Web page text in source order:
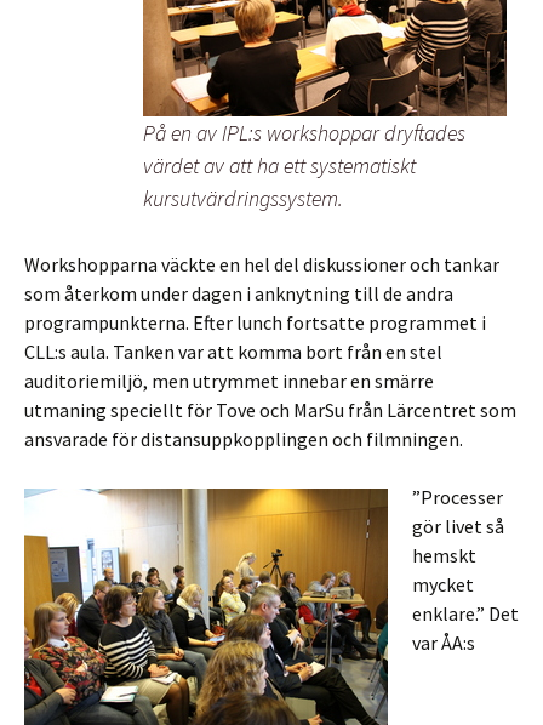
På en av IPL:s workshoppar dryftades
värdet av att ha ett systematiskt
kursutvärdringssystem.
Workshopparna väckte en hel del diskussioner och tankar
som återkom under dagen i anknytning till de andra
programpunkterna. Efter lunch fortsatte programmet i
CLL:s aula. Tanken var att komma bort från en stel
auditoriemiljö, men utrymmet innebar en smärre
utmaning speciellt för Tove och MarSu från Lärcentret som
ansvarade för distansuppkopplingen och filmningen.
”Processer
gör livet så
hemskt
mycket
enklare.” Det
var ÅA:s